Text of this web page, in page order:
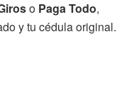
o Paga Todo,
y tu cédula original.